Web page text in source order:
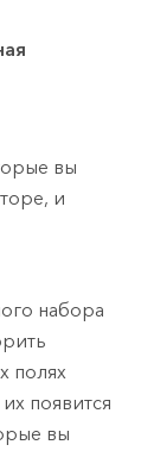
вы
и
набора
полях
появится
вы